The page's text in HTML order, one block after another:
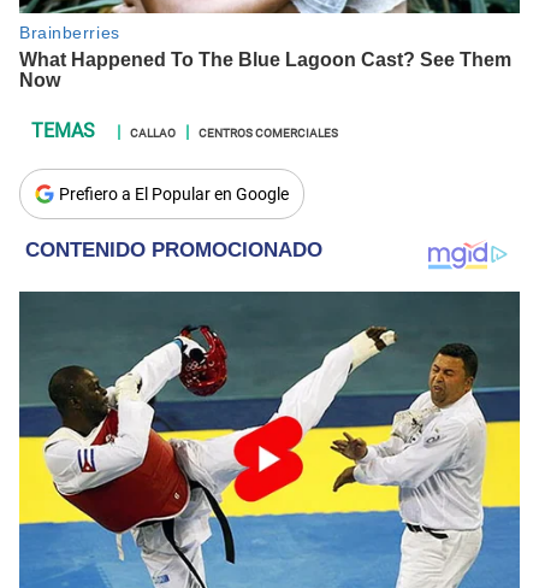
CALLAO CENTROS COMERCIALES
Prefiero a El Popular en Google